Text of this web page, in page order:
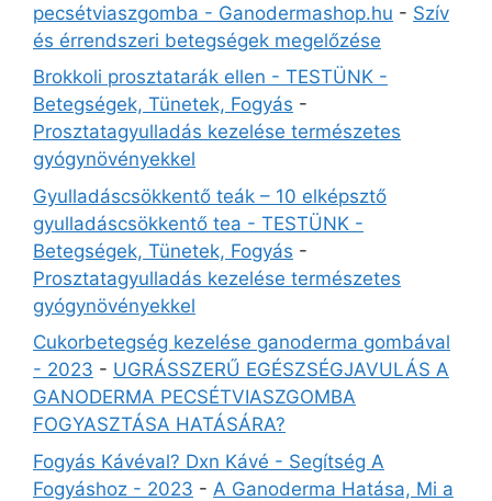
pecsétviaszgomba - Ganodermashop.hu - Szív
és érrendszeri betegségek megelőzése
Brokkoli prosztatarák ellen - TESTÜNK -
Betegségek, Tünetek, Fogyás -
Prosztatagyulladás kezelése természetes
gyógynövényekkel
Gyulladáscsökkentő teák – 10 elképsztő
gyulladáscsökkentő tea - TESTÜNK -
Betegségek, Tünetek, Fogyás -
Prosztatagyulladás kezelése természetes
gyógynövényekkel
Cukorbetegség kezelése ganoderma gombával
- 2023 - UGRÁSSZERŰ EGÉSZSÉGJAVULÁS A
GANODERMA PECSÉTVIASZGOMBA
FOGYASZTÁSA HATÁSÁRA?
Fogyás Kávéval? Dxn Kávé - Segítség A
Fogyáshoz - 2023 - A Ganoderma Hatása, Mi a